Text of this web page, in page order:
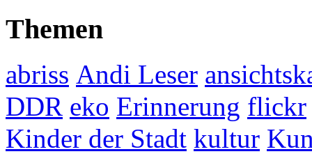
Themen
abriss Andi Leser
DDR eko Erinnerung flickr
Kinder der Stadt kultur